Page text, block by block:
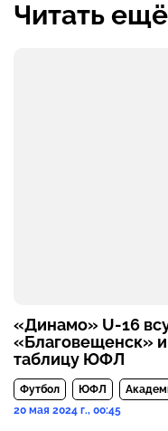
Читать ещё
«Динамо» U-16
«Благовещенск»
таблицу ЮФЛ
Футбол ЮФЛ
20 мая 2024 г., 00:45